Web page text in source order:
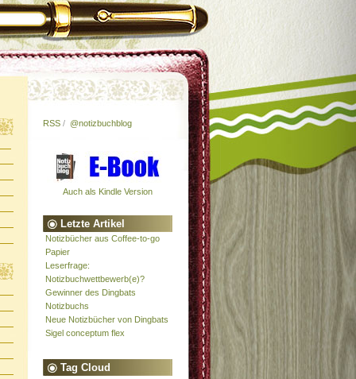
RSS / @notizbuchblog
Auch als Kindle Version
Letzte Artikel
Notizbücher aus Coffee-to-go
Papier
Leserfrage:
Notizbuchwettbewerb(e)?
Gewinner des Dingbats
Notizbuchs
Neue Notizbücher von Dingbats
Sigel conceptum flex
Tag Cloud